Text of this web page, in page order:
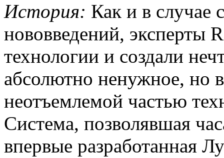
История: Как и в случае
нововведений, эксперты
технологии и создали
абсолютно ненужное, но
неотъемлемой частью
Система, позволявшая
впервые разработанная